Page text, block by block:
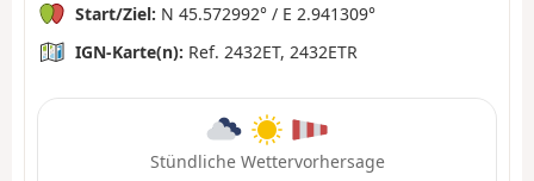
Start/Ziel: N 45.572992° / E 2.941309°
IGN-Karte(n): Ref. 2432ET, 2432ETR
Stündliche Wettervorhersage